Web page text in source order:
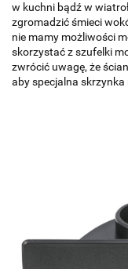
w kuchni bądź w
zgromadzić śmieci
nie mamy możliwości
skorzystać z szufelki
zwrócić uwagę, że
aby specjalna skrzynka